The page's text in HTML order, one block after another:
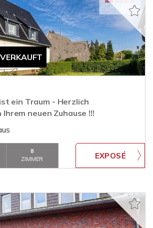
VERKAUFT
ein Traum - Herzlich
neuen Zuhause !!!
8
ZIMMER